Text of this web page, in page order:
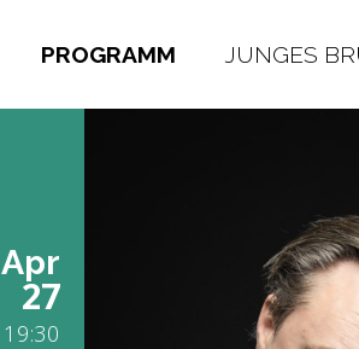
PROGRAMM JUNGES
Apr
27
19:30